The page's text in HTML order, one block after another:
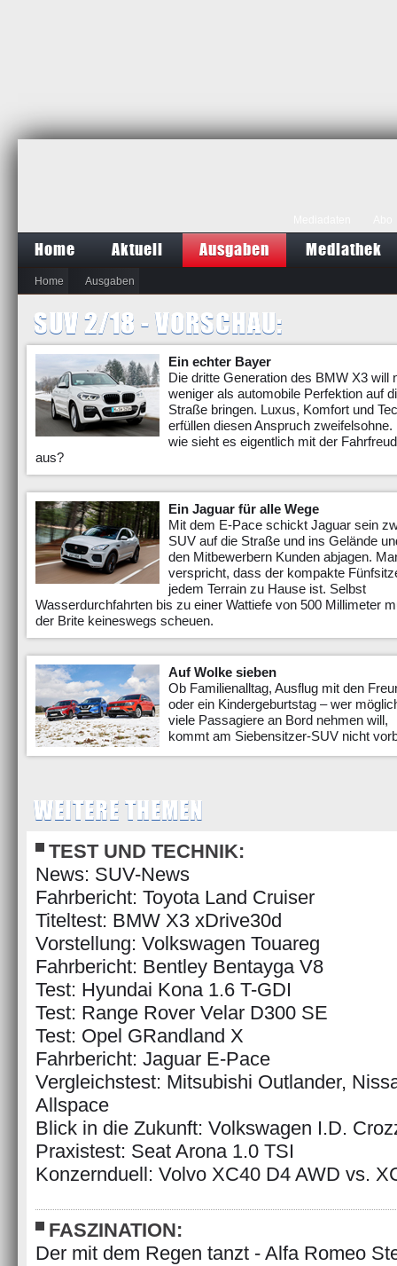
Home Aktuell Ausgaben Mediathek
Home Ausgaben
SUV 2/18 - VORSCHAU:
Ein echter Bayer
Die dritte Generation des BMW X3 will
weniger als automobile Perfektion auf
Straße bringen. Luxus, Komfort und
erfüllen diesen Anspruch zweifels­ohne.
wie sieht es eigentlich mit der
aus?
Ein Jaguar für alle Wege
Mit dem E-Pace schickt Jaguar sein
SUV auf die Straße und ins Gelände
den Mitbewerbern Kunden abjagen.
verspricht, dass der kompakte
jedem Terrain zu Hause ist. Selbst
Wasserdurchfahrten bis zu einer Wattiefe von 500 Millimeter
der Brite keineswegs scheuen.
Auf Wolke sieben
Ob Familienalltag, Ausflug mit den
oder ein Kinder­geburtstag – wer
viele Passagiere an Bord nehmen will,
kommt am Siebensitzer-SUV nicht
WEITERE THEMEN
TEST UND TECHNIK:
News: SUV-News
Fahrbericht: Toyota Land Cruiser
Titeltest: BMW X3 xDrive30d
Vorstellung: Volkswagen Touareg
Fahrbericht: Bentley Bentayga V8
Test: Hyundai Kona 1.6 T-GDI
Test: Range Rover Velar D300 SE
Test: Opel GRandland X
Fahrbericht: Jaguar E-Pace
Vergleichstest: Mitsubishi Outlander,
Allspace
Blick in die Zukunft: Volkswagen I.D.
Praxistest: Seat Arona 1.0 TSI
Konzernduell: Volvo XC40 D4 AWD vs.
FASZINATION:
Der mit dem Regen tanzt - Alfa Romeo